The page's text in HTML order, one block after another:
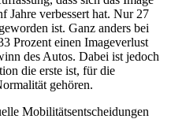
Jahre verbessert hat. Nur 27
ist. Ganz anders bei
Prozent einen Imageverlust
des Autos. Dabei ist jedoch
die erste ist, für die
gehören.
Mobilitätsentscheidungen